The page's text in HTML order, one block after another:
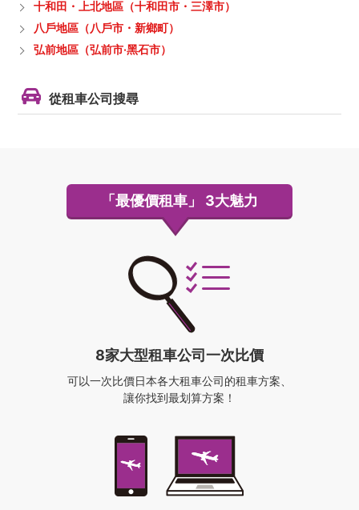
十和田・上北地區（十和田市・三澤市）
八戶地區（八戶市・新鄉町）
弘前地區（弘前市·黑石市）
從租車公司搜尋
「最優價租車」 3大魅力
8家大型租車公司一次比價
可以一次比價日本各大租車公司的租車方案、
讓你找到最划算方案！